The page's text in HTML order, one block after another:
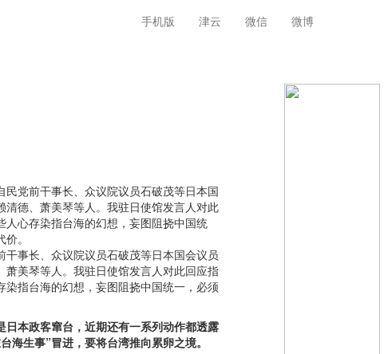
手机版 津云 微信
微博
民党前干事长、众议院议员石破茂等日本国
清德、萧美琴等人。我驻日使馆发言人对此
人心存染指台海的幻想，妄图阻挠中国统
。
干事长、众议院议员石破茂等日本国会议员
萧美琴等人。我驻日使馆发言人对此回应指
染指台海的幻想，妄图阻挠中国统一，必须
日本政客窜台，近期还有一系列动作都透露
海生事”冒进，要将台湾推向累卵之境。